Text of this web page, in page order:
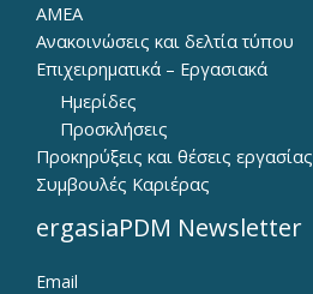
ΑΜΕΑ
Ανακοινώσεις και δελτία τύπου
Επιχειρηματικά – Εργασιακά
Ημερίδες
Προσκλήσεις
Προκηρύξεις και θέσεις εργασίας
Συμβουλές Καριέρας
ergasiaPDM Newsletter
Email